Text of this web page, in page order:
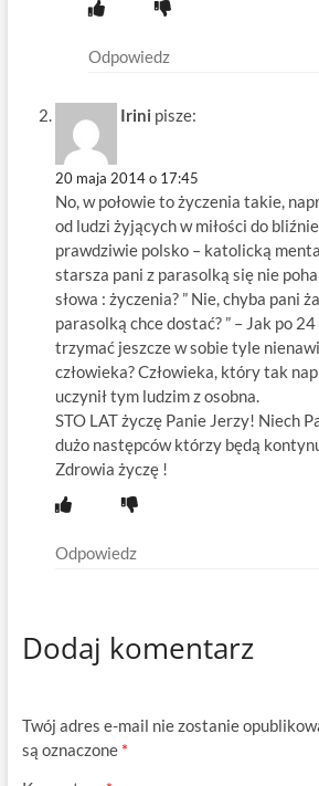
Odpowiedz
Irini pisze:
20 maja 2014 o 17:45
No, w połowie to życzenia takie,
od ludzi żyjących w miłości do
prawdziwie polsko – katolicką
starsza pani z parasolką się nie
słowa : życzenia? ” Nie, chyba pani
parasolką chce dostać? ” – Jak po
trzymać jeszcze w sobie tyle
człowieka? Człowieka, który tak
uczynił tym ludzim z osobna.
STO LAT życzę Panie Jerzy! Niech
dużo następców którzy będą
Zdrowia życzę !
Odpowiedz
Dodaj komentarz
Twój adres e-mail nie zostanie
są oznaczone *